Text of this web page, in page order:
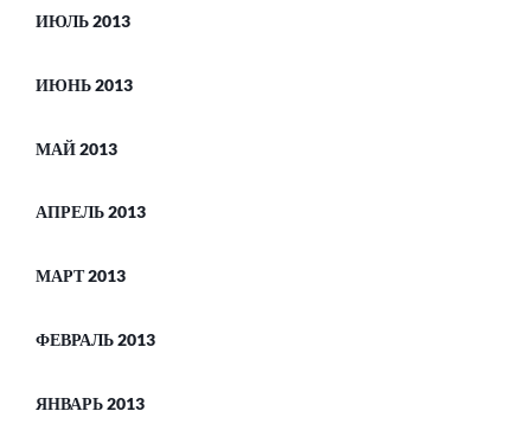
ИЮЛЬ 2013
ИЮНЬ 2013
МАЙ 2013
АПРЕЛЬ 2013
МАРТ 2013
ФЕВРАЛЬ 2013
ЯНВАРЬ 2013